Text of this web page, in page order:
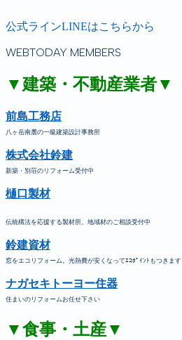
公式ラインLINEはこちらから
WEBTODAY MEMBERS
▼建築・不動産業者▼
前島工務店
八ヶ岳南麓の一級建築設計事務所
株式会社鈴建
新築・別荘のリフォーム受付中
樋口製材
伝統構法を応援する製材所。地域材のご相談受付中
鈴建資材
窓をエコリフォーム。光熱費が安くなってｴｺﾎﾟｲﾝﾄもつきます
ナガセキトーヨー住器
住まいのリフォームお任せ下さい
▼食事・土産▼